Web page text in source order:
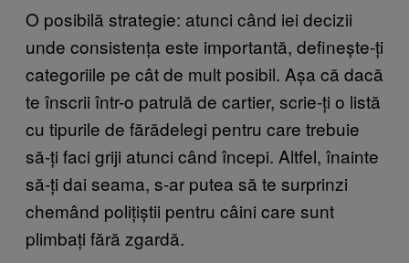
O posibilă strategie: atunci când iei decizii
unde consistența este importantă, definește-ți
categoriile pe cât de mult posibil. Așa că dacă
te înscrii într-o patrulă de cartier, scrie-ți o listă
cu tipurile de fărădelegi pentru care trebuie
să-ți faci griji atunci când începi. Altfel, înainte
să-ți dai seama, s-ar putea să te surprinzi
chemând polițiștii pentru câini care sunt
plimbați fără zgardă.